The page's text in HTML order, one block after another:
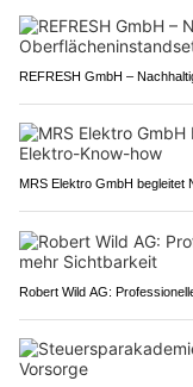
REFRESH GmbH –
MRS Elektro GmbH begleitet
Robert Wild AG: